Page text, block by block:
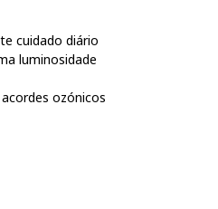
cuidado diário
luminosidade
ozónicos